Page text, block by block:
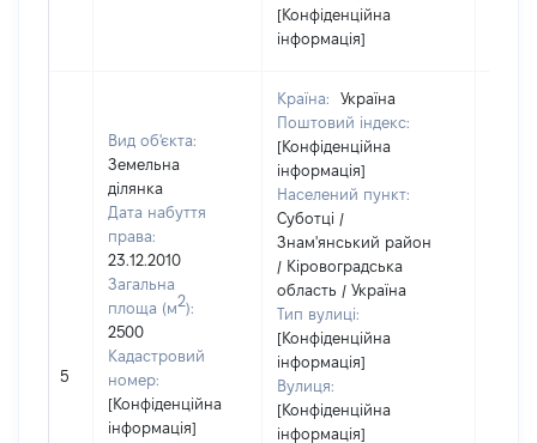
[Конфіденційна
інформація]
5
Вид об'єкта:
Земельна
ділянка
Дата набуття
права:
23.12.2010
Загальна
площа (м2):
2500
Кадастровий
номер:
[Конфіденційна
інформація]
Країна:
Україна
Поштовий індекс:
[Конфіденційна
інформація]
Населений пункт:
Суботці /
Знам'янський район
/ Кіровоградська
область / Україна
Тип вулиці:
[Конфіденційна
інформація]
Вулиця:
[Конфіденційна
інформація]